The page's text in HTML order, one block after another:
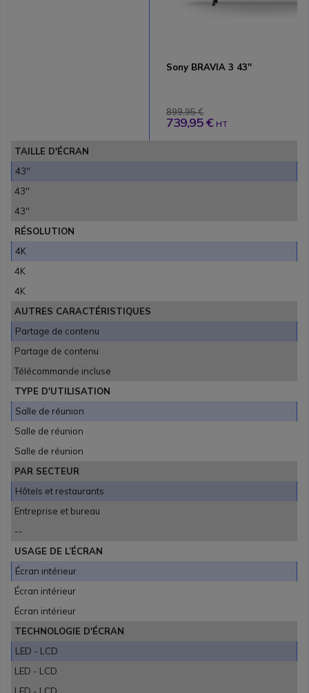
Sony BRAVIA 3 43''
899,95 €
739,95 € HT
TAILLE D'ÉCRAN
43''
43''
43''
RÉSOLUTION
4K
4K
4K
AUTRES CARACTÉRISTIQUES
Partage de contenu
Partage de contenu
Télécommande incluse
TYPE D'UTILISATION
Salle de réunion
Salle de réunion
Salle de réunion
PAR SECTEUR
Hôtels et restaurants
Entreprise et bureau
--
USAGE DE L’ÉCRAN
Écran intérieur
Écran intérieur
Écran intérieur
TECHNOLOGIE D'ÉCRAN
LED - LCD
LED - LCD